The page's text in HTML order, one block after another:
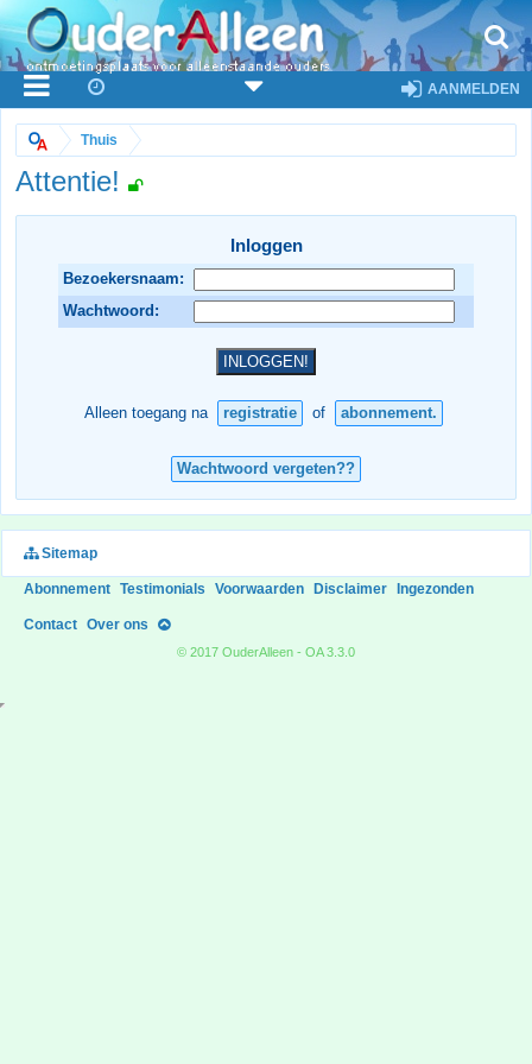
AANMELDEN
Thuis
Attentie!
Inloggen
Bezoekersnaam:
Wachtwoord:
Alleen toegang na registratie of abonnement.
Wachtwoord vergeten??
Sitemap
Abonnement Testimonials Voorwaarden Disclaimer Ingezonden
Contact Over ons
© 2017 OuderAlleen - OA 3.3.0